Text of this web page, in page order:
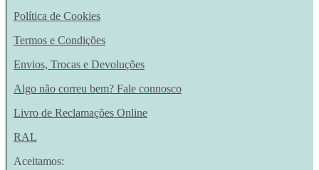
Política de Cookies
Termos e Condições
Envios, Trocas e Devoluções
Algo não correu bem? Fale connosco
Livro de Reclamações Online
RAL
Aceitamos: